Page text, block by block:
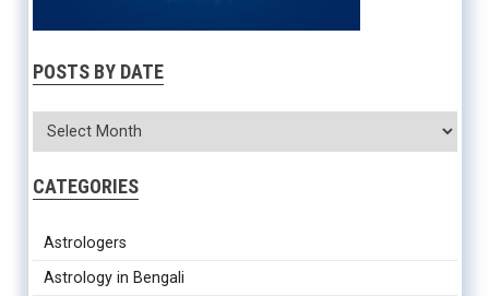
POSTS BY DATE
CATEGORIES
Astrologers
Astrology in Bengali